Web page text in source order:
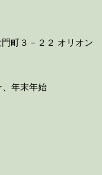
町３－２２ オリオン
年末年始